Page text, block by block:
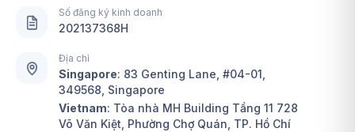
Số đăng ký kinh doanh
202137368H
Địa chỉ
Singapore: 83 Genting Lane, #04-01,
349568, Singapore
Vietnam: Tòa nhà MH Building Tầng 11 728
Võ Văn Kiệt, Phường Chợ Quán, TP. Hồ Chí